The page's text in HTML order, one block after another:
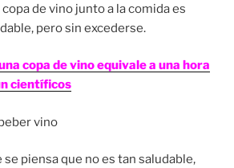
de vino junto a la comida es
pero sin excederse.
copa de vino equivale a una hora
científicos
se piensa que no es tan saludable,